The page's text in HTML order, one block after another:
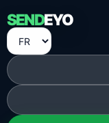
SENDEYO